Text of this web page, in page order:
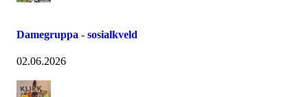
Damegruppa - sosialkveld
02.06.2026